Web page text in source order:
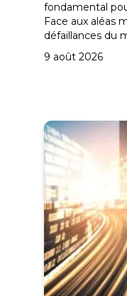
fondamental
Face aux aléas
défaillances du
9 août 2026